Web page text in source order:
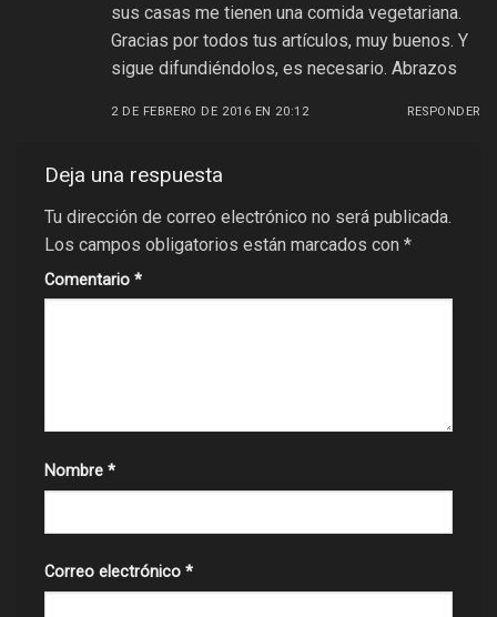
sus casas me tienen una comida vegetariana.
Gracias por todos tus artículos, muy buenos. Y
sigue difundiéndolos, es necesario. Abrazos
2 DE FEBRERO DE 2016 EN 20:12 RESPONDER
Deja una respuesta
Tu dirección de correo electrónico no será publicada.
Los campos obligatorios están marcados con *
Comentario *
Nombre *
Correo electrónico *